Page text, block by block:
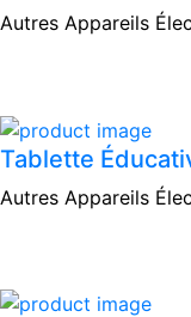
Autres Appareils
Tablette
Autres Appareils